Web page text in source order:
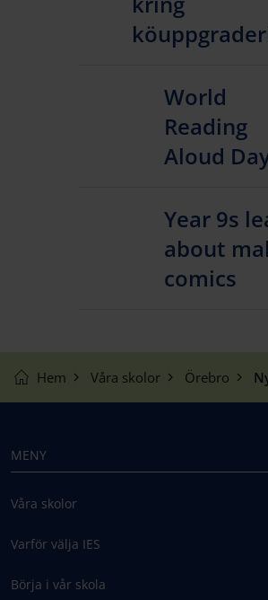
World
Reading
Aloud
Year 9s
about
comics
Hem Våra skolor Örebro
MENY
Våra skolor
Varför välja IES
Börja i vår skola